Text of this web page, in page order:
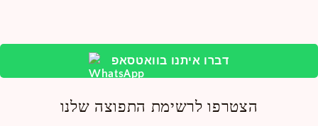
דברו איתנו בוואטסאפ
הצטרפו לרשימת התפוצה שלנו